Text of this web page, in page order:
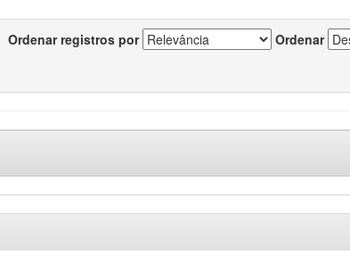
Ordenar registros por Ordenar